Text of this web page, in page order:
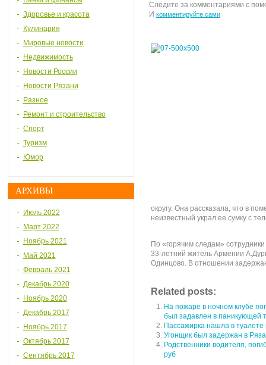
Здоровье и красота
Кулинария
Мировые новости
Недвижимость
Новости России
Новости Рязани
Разное
Ремонт и строительство
Спорт
Туризм
Юмор
АРХИВЫ
Июль 2022
Март 2022
Ноябрь 2021
Май 2021
Февраль 2021
Декабрь 2020
Ноябрь 2020
Декабрь 2017
Ноябрь 2017
Октябрь 2017
Сентябрь 2017
Следите за комментариями с
И комментируйте сами
округу. Она рассказала, что в
неизвестный украл ее сумку с
По «горячим следам»
33-летний житель Армении
Одинцово. В отношении
Related posts:
На пожаре в ночном клубе
был задавлен в паникующей
Пассажирка нашла в
Угонщик был задержан в
Родственники водителя,
руб